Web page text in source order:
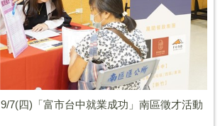
9/7(四)「富市台中就業成功」南區徵才活動